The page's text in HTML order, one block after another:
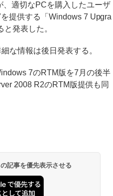
適切なPCを購入したユーザ
提供する「Windows 7 Upgra
発表した。
な情報は後日発表する。
7のRTM版を7月の後半
2008 R2のRTM版提供も同
記事を優先表示させる